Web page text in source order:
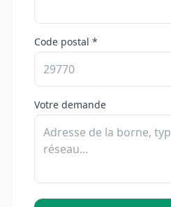
Code postal *
Votre demande